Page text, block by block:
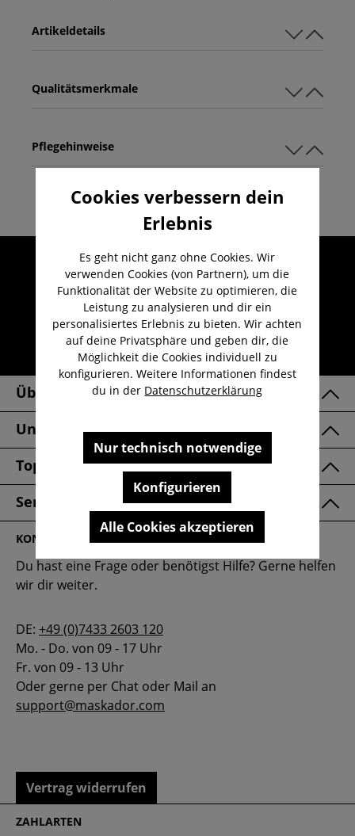
Qualitätsmerkmale
Artikeldetails
Pflegehinweise
Umfangreicher Kundenservice
Kauf auf Rechnung
Kostenloser Versand ab 29,-€
Lieferzeit 1-3 Werktage
30 Tage kostenlose Retoure
Über Uns
Unsere Marken
Top Kategorien
Service & FAQ
KONTAKT
Du hast eine Frage oder benötigst Hilfe? Gerne helfen
wir dir weiter.
DE: +49 (0)7433 2603 120
Mo. - Do. von 09 - 17 Uhr
Fr. von 09 - 13 Uhr
Oder gerne per Chat oder Mail an
support@maskador.com
Vertrag widerrufen
ZAHLARTEN
Cookies verbessern dein
Erlebnis
Es geht nicht ganz ohne Cookies. Wir
verwenden Cookies (von Partnern), um die
Funktionalität der Website zu optimieren, die
Leistung zu analysieren und dir ein
personalisiertes Erlebnis zu bieten. Wir achten
auf deine Privatsphäre und geben dir, die
Möglichkeit die Cookies individuell zu
konfigurieren. Weitere Informationen findest
du in der Datenschutzerklärung
Nur technisch notwendige
Konfigurieren
Alle Cookies akzeptieren